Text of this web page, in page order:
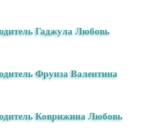
Гаджула Любовь
Фрунза Валентина
Коврижина Любовь